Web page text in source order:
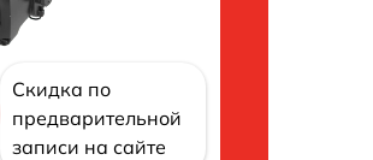
Скидка по
предварительной
записи на сайте